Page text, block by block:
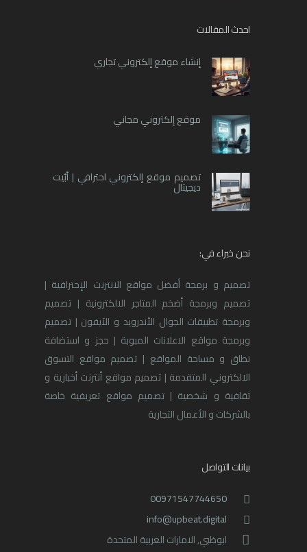
احدث المقالات
إنشاء موقع إلكتروني تجاري
موقع إلكتروني مجاني
تصميم موقع إلكتروني احترافي | أبّيت
ديجيتال
نحن خبراء في:
تصميم و برمجة أفضل مواقع الانترنت الإحترافية |
تصميم وبرمجة أضخم المتاجر الالكترونية | تصميم
وبرمجة تطبيقات الجوال الأندرويد و الآيفون | تصميم
وبرمجة مواقع الاعلانات المبوبة | حجز و استضافة
نطاق و مساحة المواقع | تصميم مواقع التسوق
الالكتروني المتقدمة | تصميم مواقع أنترنت أخبارية و
ثقافية و شخصية | تصميم مواقع تعريفية خاصة
بالشركات و الأعمال التجارية
بيانات التواصل
00971547744650
info@upbeat.digital
ابوظبي, الامارات العربية المتحدة